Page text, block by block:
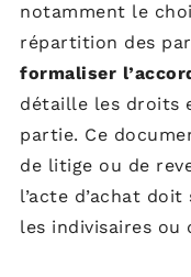
notamment le
répartition des
formaliser
détaille les droits
partie. Ce
de litige ou de
l’acte d’achat
les indivisaires ou